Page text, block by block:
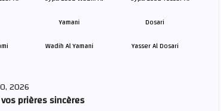
Wadih Al Yamani Yasser Al Dosari
2026
prières sincères